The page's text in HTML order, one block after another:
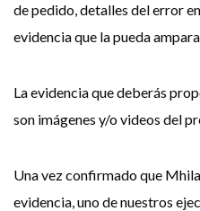
de pedido, detalles del error
evidencia que la pueda
La evidencia que deberás
son imágenes y/o videos del
Una vez confirmado que
evidencia, uno de nuestros